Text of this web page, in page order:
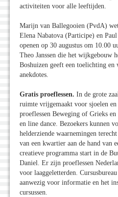
activiteiten voor alle leeftijden.
Marijn van Ballegooien (PvdA)
Elena Nabatova (Participe) en
openen op 30 augustus om 10.00
Theo Janssen die het wijkgebouw
Boshuizen geeft een toelichting en
anekdotes.
Gratis proeflessen. In de grote
ruimte vrijgemaakt voor sjoelen
proeflessen Beweging of Grieks en
en line dance. Bezoekers kunnen
helderziende waarnemingen
van een kwartier aan de hand van
creatieve programma start in de
Daniel. Er zijn proeflessen
voor laaggeletterden.
aanwezig voor informatie en het
cursussen.